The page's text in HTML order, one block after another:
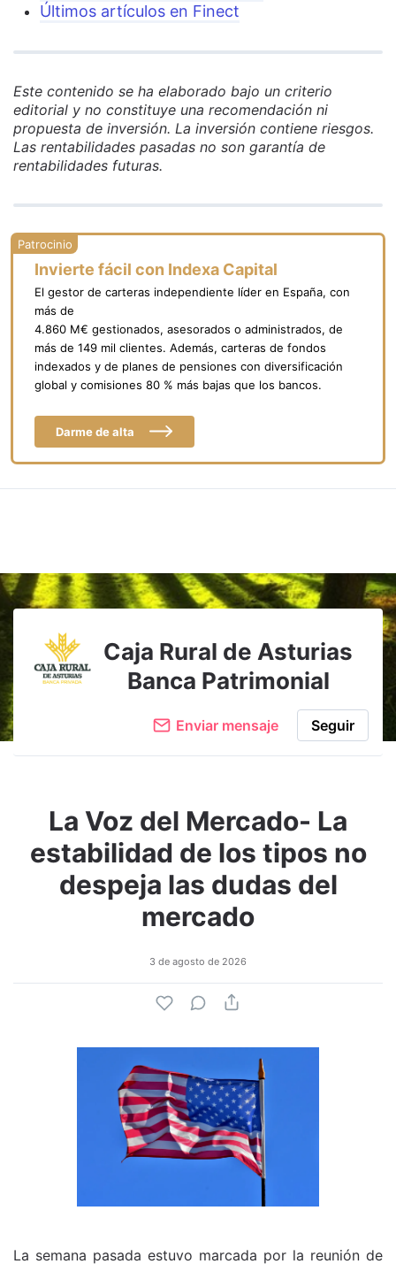
Últimos artículos en Finect
Este contenido se ha elaborado bajo un criterio
editorial y no constituye una recomendación ni
propuesta de inversión. La inversión contiene riesgos.
Las rentabilidades pasadas no son garantía de
rentabilidades futuras.
Invierte fácil con Indexa Capital
El gestor de carteras independiente líder en España, con
más de
4.860 M€ gestionados, asesorados o administrados, de
más de 149 mil clientes. Además, carteras de fondos
indexados y de planes de pensiones con diversificación
global y comisiones 80 % más bajas que los bancos.
Darme de alta
Caja Rural de Asturias
Banca Patrimonial
Enviar mensaje Seguir
La Voz del Mercado- La
estabilidad de los tipos no
despeja las dudas del
mercado
3 de agosto de 2026
La semana pasada estuvo marcada por la reunión de